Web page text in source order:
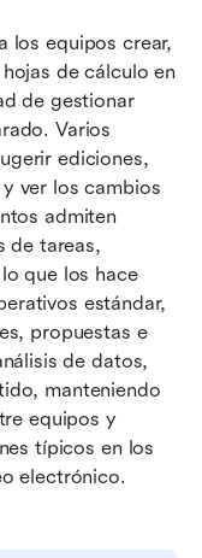
los equipos crear,
de cálculo en
de gestionar
Varios
ediciones,
ver los cambios
admiten
de tareas,
que los hace
estándar,
propuestas e
de datos,
manteniendo
equipos y
típicos en los
electrónico.